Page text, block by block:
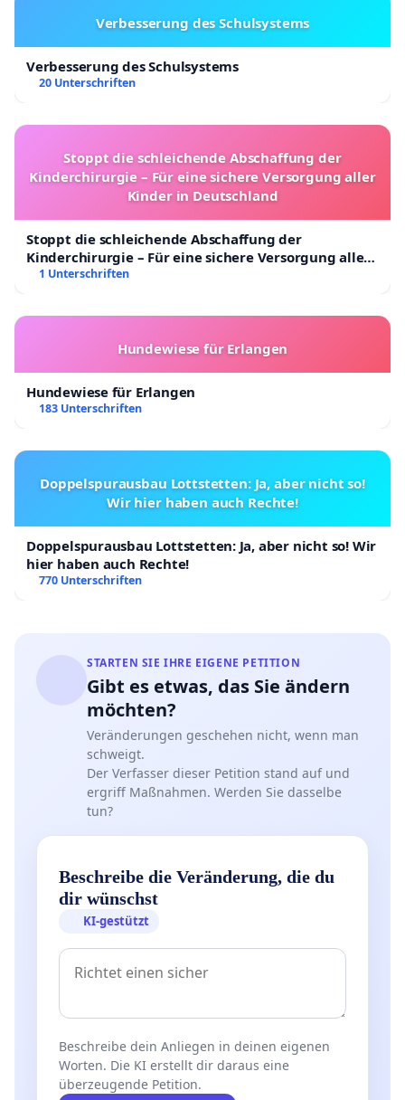
Verbesserung des Schulsystems
Verbesserung des Schulsystems
20 Unterschriften
Stoppt die schleichende Abschaffung der
Kinderchirurgie – Für eine sichere Versorgung aller
Kinder in Deutschland
Stoppt die schleichende Abschaffung der
Kinderchirurgie – Für eine sichere Versorgung aller
Kinder in Deutschland
1 Unterschriften
Hundewiese für Erlangen
Hundewiese für Erlangen
183 Unterschriften
Doppelspurausbau Lottstetten: Ja, aber nicht so!
Wir hier haben auch Rechte!
Doppelspurausbau Lottstetten: Ja, aber nicht so! Wir
hier haben auch Rechte!
770 Unterschriften
STARTEN SIE IHRE EIGENE PETITION
Gibt es etwas, das Sie ändern
möchten?
Veränderungen geschehen nicht, wenn man
schweigt.
Der Verfasser dieser Petition stand auf und
ergriff Maßnahmen. Werden Sie dasselbe
tun?
Beschreibe die Veränderung, die du
dir wünschst
KI-gestützt
Beschreibe dein Anliegen in deinen eigenen
Worten. Die KI erstellt dir daraus eine
überzeugende Petition.